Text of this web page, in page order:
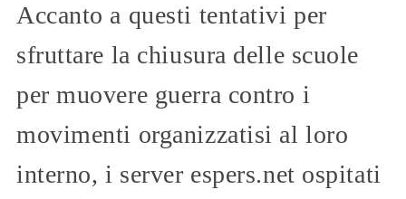
Accanto a questi tentativi per
sfruttare la chiusura delle scuole
per muovere guerra contro i
movimenti organizzatisi al loro
interno, i server espers.net ospitati